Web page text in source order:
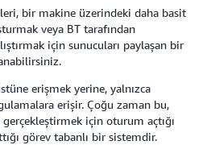
bir makine üzerindeki daha basit
veya BT tarafından
için sunucuları paylaşan bir
erişmek yerine, yalnızca
erişir. Çoğu zaman bu,
gerçekleştirmek için oturum açtığı
görev tabanlı bir sistemdir.